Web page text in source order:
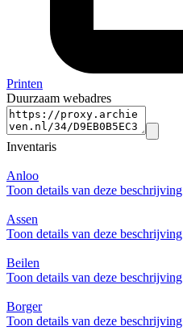
Printen
Duurzaam webadres
Inventaris
Anloo
Toon details van deze beschrijving
Assen
Toon details van deze beschrijving
Beilen
Toon details van deze beschrijving
Borger
Toon details van deze beschrijving